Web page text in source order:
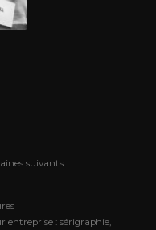
suivants :
entreprise : sérigraphie,